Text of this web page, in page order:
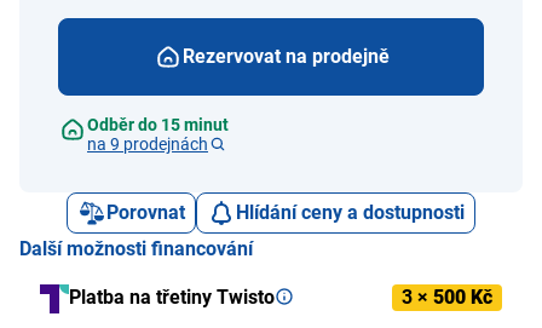
Rezervovat na prodejně
Odběr do 15 minut
na 9 prodejnách
Porovnat
Hlídání ceny a dostupnosti
Další možnosti financování
Platba na třetiny Twisto 3 × 500 Kč